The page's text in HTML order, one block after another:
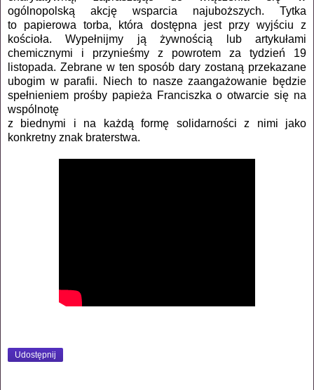
ogólnopolską akcję wsparcia najuboższych. Tytka
to papierowa torba, która dostępna jest przy wyjściu z
kościoła. Wypełnijmy ją żywnością lub artykułami
chemicznymi i przynieśmy z powrotem za tydzień 19
listopada. Zebrane w ten sposób dary zostaną przekazane
ubogim w parafii. Niech to nasze zaangażowanie będzie
spełnieniem prośby papieża Franciszka o otwarcie się na
wspólnotę
z biednymi i na każdą formę solidarności z nimi jako
konkretny znak braterstwa.
Udostępnij